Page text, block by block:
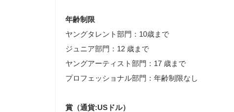
年齢制限
ヤングタレント部門：10歳まで
ジュニア部門：12 歳まで
ヤングアーティスト部門：17 歳まで
プロフェッショナル部門：年齢制限なし
賞（通貨:USドル）